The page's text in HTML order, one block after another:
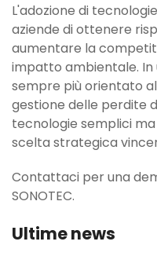
L'adozione di
aziende di ottenere
aumentare la
impatto ambientale.
sempre più orientato
gestione delle perdite
tecnologie semplici
scelta strategica
Contattaci per una
SONOTEC.
Ultime news